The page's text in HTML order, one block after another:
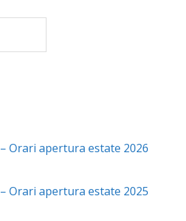
Orari apertura estate 2026
Orari apertura estate 2025